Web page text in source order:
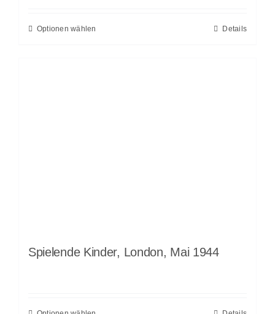
Optionen wählen Details
Spielende Kinder, London, Mai 1944